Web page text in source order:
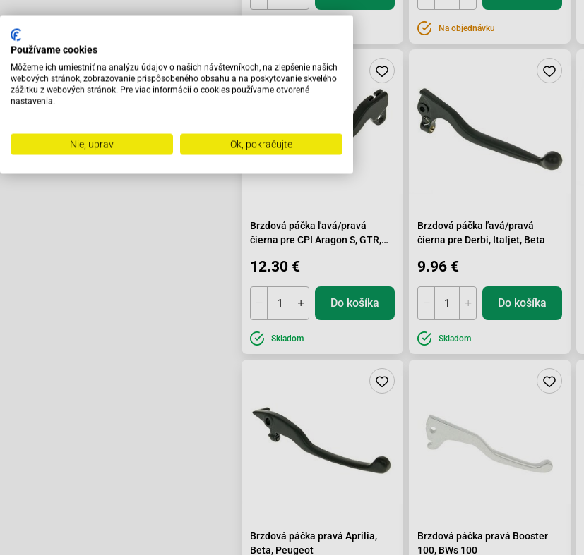
Na objednávku
Brzdová páčka ľavá/pravá
čierna pre CPI Aragon S, GTR,
12.30 €
Do košíka
Skladom
Brzdová páčka ľavá/pravá
čierna pre Derbi, Italjet, Beta
9.96 €
Do košíka
Skladom
Brzdová páčka pravá Aprilia,
Beta, Peugeot
Brzdová páčka pravá Booster
100, BWs 100
Používame cookies
Môžeme ich umiestniť na analýzu údajov o našich návštevníkoch, na zlepšenie našich
webových stránok, zobrazovanie prispôsobeného obsahu a na poskytovanie skvelého
zážitku z webových stránok. Pre viac informácií o cookies používame otvorené
nastavenia.
Nie, uprav Ok, pokračujte